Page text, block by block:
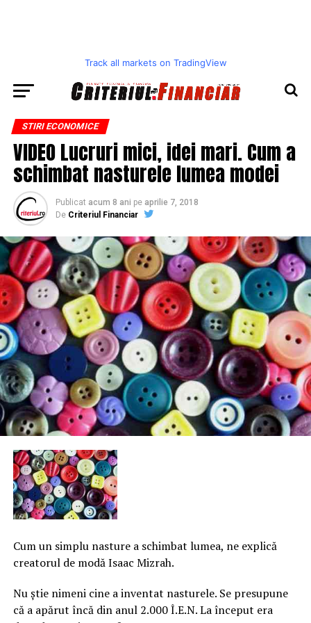
Track all markets on TradingView
STIRI ECONOMICE
VIDEO Lucruri mici, idei mari. Cum a
schimbat nasturele lumea modei
Publicat acum 8 ani pe aprilie 7, 2018
De Criteriul Financiar
Cum un simplu nasture a schimbat lumea, ne explică
creatorul de modă Isaac Mizrah.
Nu ştie nimeni cine a inventat nasturele. Se presupune
că a apărut încă din anul 2.000 Î.E.N. La început era